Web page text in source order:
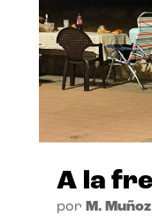
A la
por M.